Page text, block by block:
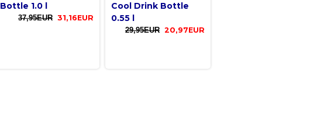
Bottle 1.0 l
37,95EUR 31,16EUR
Cool Drink Bottle
0.55 l
29,95EUR 20,97EUR